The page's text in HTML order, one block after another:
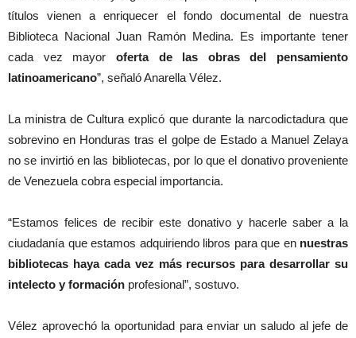
títulos vienen a enriquecer el fondo documental de nuestra
Biblioteca Nacional Juan Ramón Medina. Es importante tener
cada vez mayor oferta de las obras del pensamiento
latinoamericano”, señaló Anarella Vélez.
La ministra de Cultura explicó que durante la narcodictadura que
sobrevino en Honduras tras el golpe de Estado a Manuel Zelaya
no se invirtió en las bibliotecas, por lo que el donativo proveniente
de Venezuela cobra especial importancia.
“Estamos felices de recibir este donativo y hacerle saber a la
ciudadanía que estamos adquiriendo libros para que ennuestras
bibliotecas haya cada vez más recursos para desarrollar su
intelecto y formación profesional”, sostuvo.
Vélez aprovechó la oportunidad para enviar un saludo al jefe de